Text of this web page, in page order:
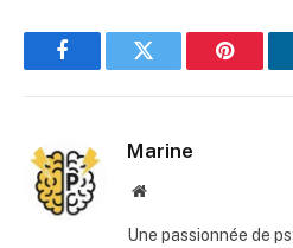
FacebookTwitter
Marine
Site
Une passionnée de